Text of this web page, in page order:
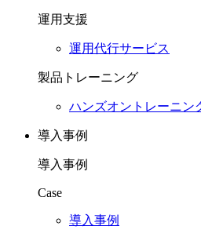
運用支援
運用代行サービス
製品トレーニング
ハンズオントレーニン
導入事例
導入事例
Case
導入事例